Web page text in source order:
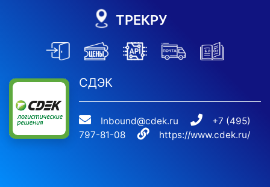
ТРЕКРУ
СДЭК
Inbound@cdek.ru
+7 (495)
797-81-08
https://www.cdek.ru/